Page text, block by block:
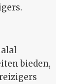
bieden,